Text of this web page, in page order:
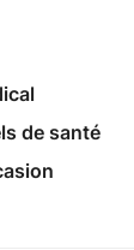
de santé